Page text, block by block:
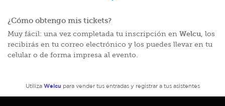
¿Cómo obtengo mis tickets?
Muy fácil: una vez completada tu inscripción en Welcu , los
recibirás en tu correo electrónico y los puedes llevar en tu
celular o de forma impresa al evento.
Utiliza Welcu para vender tus entradas y registrar a tus asistentes